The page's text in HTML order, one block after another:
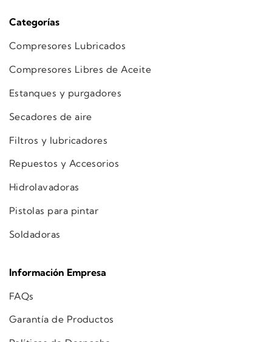
Categorías
Compresores Lubricados
Compresores Libres de Aceite
Estanques y purgadores
Secadores de aire
Filtros y lubricadores
Repuestos y Accesorios
Hidrolavadoras
Pistolas para pintar
Soldadoras
Información Empresa
FAQs
Garantía de Productos